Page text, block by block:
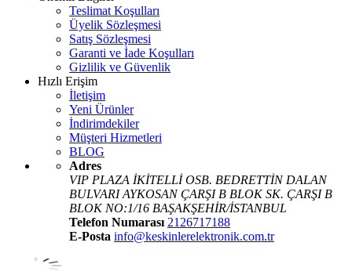
Teslimat Koşulları
Üyelik Sözleşmesi
Satış Sözleşmesi
Garanti ve İade Koşulları
Gizlilik ve Güvenlik
Hızlı Erişim
İletişim
Yeni Ürünler
İndirimdekiler
Müşteri Hizmetleri
BLOG
Adres
VIP PLAZA İKİTELLİ OSB. BEDRETTİN DALAN
BULVARI AYKOSAN ÇARŞI B BLOK SK. ÇARŞI B
BLOK NO:1/16 BAŞAKŞEHİR/İSTANBUL
Telefon Numarası 2126717188
E-Posta info@keskinlerelektronik.com.tr